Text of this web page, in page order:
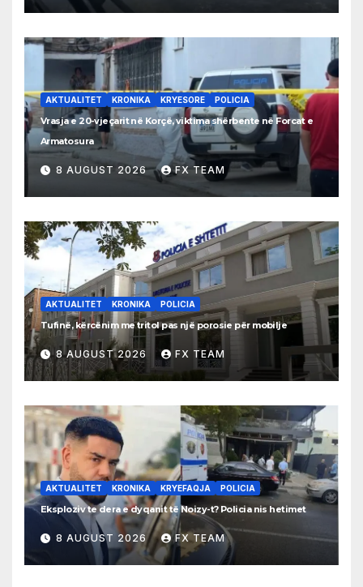
AKTUALITET KRONIKA KRYESORE POLICIA
Vrasja e 20-vjeçarit në Korçë, viktima shërbente në Forcat e
Armatosura
8 AUGUST 2026 FX TEAM
AKTUALITET KRONIKA POLICIA
Tufinë, kërcënim me tritol pas një porosie për mobilje
8 AUGUST 2026 FX TEAM
AKTUALITET KRONIKA KRYEFAQJA POLICIA
Eksploziv te dera e dyqanit të Noizy-t? Policia nis hetimet
8 AUGUST 2026 FX TEAM